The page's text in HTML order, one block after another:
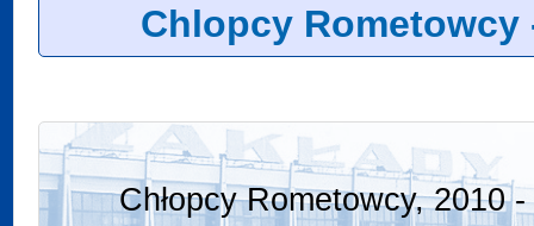
Chlopcy Rometowcy
Chłopcy Rometowcy, 2010